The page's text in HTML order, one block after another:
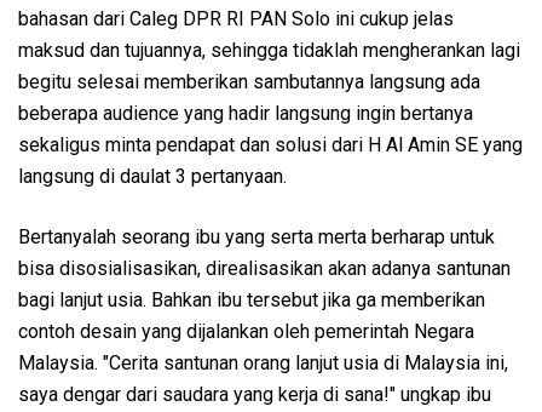
bahasan dari Caleg DPR RI PAN Solo ini cukup jelas
maksud dan tujuannya, sehingga tidaklah mengherankan lagi
begitu selesai memberikan sambutannya langsung ada
beberapa audience yang hadir langsung ingin bertanya
sekaligus minta pendapat dan solusi dari H Al Amin SE yang
langsung di daulat 3 pertanyaan.
Bertanyalah seorang ibu yang serta merta berharap untuk
bisa disosialisasikan, direalisasikan akan adanya santunan
bagi lanjut usia. Bahkan ibu tersebut jika ga memberikan
contoh desain yang dijalankan oleh pemerintah Negara
Malaysia. "Cerita santunan orang lanjut usia di Malaysia ini,
saya dengar dari saudara yang kerja di sana!" ungkap ibu